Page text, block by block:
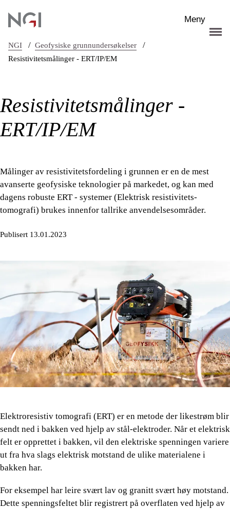
Meny
NGI / Geofysiske grunnundersøkelser /
Resistivitetsmålinger - ERT/IP/EM
Resistivitetsmålinger -
ERT/IP/EM
Målinger av resistivitetsfordeling i grunnen er en de mest
avanserte geofysiske teknologier på markedet, og kan med
dagens robuste ERT - systemer (Elektrisk resistivitets-
tomografi) brukes innenfor tallrike anvendelsesområder.
Publisert 13.01.2023
Elektroresistiv tomografi (ERT) er en metode der likestrøm blir
sendt ned i bakken ved hjelp av stål-elektroder. Når et elektrisk
felt er opprettet i bakken, vil den elektriske spenningen variere
ut fra hva slags elektrisk motstand de ulike materialene i
bakken har.
For eksempel har leire svært lav og granitt svært høy motstand.
Dette spenningsfeltet blir registrert på overflaten ved hjelp av